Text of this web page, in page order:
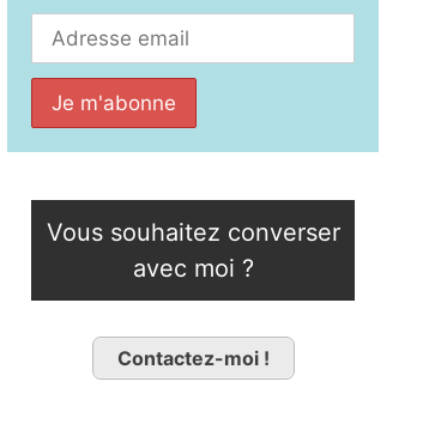
Vous souhaitez converser
avec moi ?
Contactez-moi !